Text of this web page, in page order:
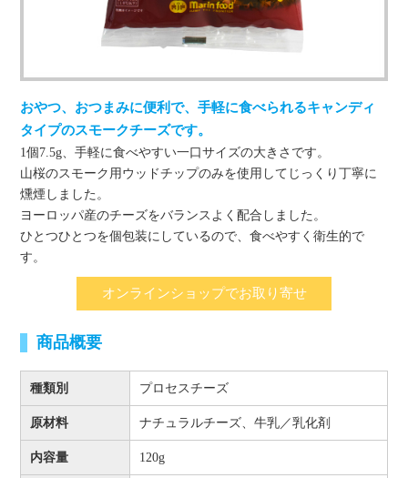
おやつ、おつまみに便利で、手軽に食べられるキャンディ
タイプのスモークチーズです。
1個7.5g、手軽に食べやすい一口サイズの大きさです。
山桜のスモーク用ウッドチップのみを使用してじっくり丁寧に
燻煙しました。
ヨーロッパ産のチーズをバランスよく配合しました。
ひとつひとつを個包装にしているので、食べやすく衛生的で
す。
オンラインショップでお取り寄せ
商品概要
種類別 プロセスチーズ
原材料 ナチュラルチーズ、牛乳／乳化剤
内容量 120g